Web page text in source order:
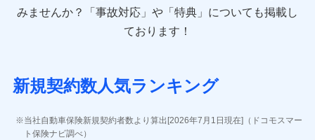
東京海上ダイレクト損害保険株式会社 (https://www.e-
AIG損害保険株式会社 (https://www.aig.co.jp/sonpo)
ジェイアイ傷害火災保険株式会社
ソニー損害保険株式会社
(https://www.sonysonpo.co.jp/)
みませんか？
「事故対応」や「特典」についても掲載し
ております！
新規契約数人気ランキング
当社自動車保険新規契約者数より算出[2026年7月1日現在]（ドコモスマー
ト保険ナビ調べ）